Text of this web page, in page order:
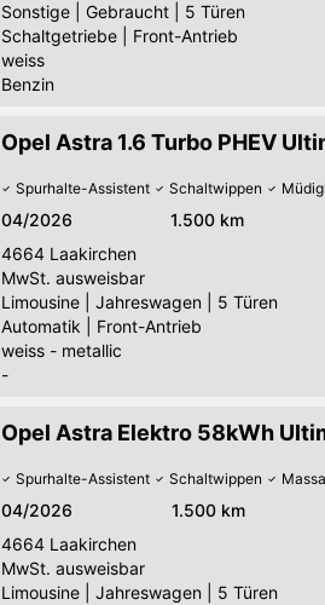
Sonstige
Gebraucht
5 Türen
Schaltgetriebe
Front-Antrieb
weiss
Benzin
Opel Astra 1.6 Turbo PHEV
Spurhalte-Assistent Schaltwippen
04/2026 1.500 km
4664 Laakirchen
MwSt. ausweisbar
Limousine
Jahreswagen
5 Türen
Automatik
Front-Antrieb
weiss - metallic
-
Opel Astra Elektro 58kWh
Spurhalte-Assistent Schaltwippen
04/2026 1.500 km
4664 Laakirchen
MwSt. ausweisbar
Limousine
Jahreswagen
5 Türen